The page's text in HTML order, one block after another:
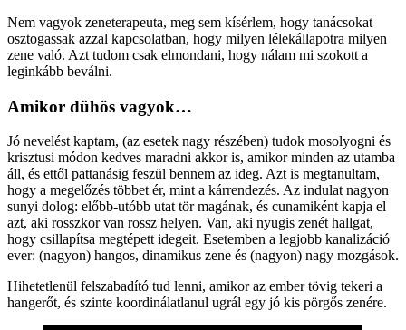
Nem vagyok zeneterapeuta, meg sem kísérlem, hogy tanácsokat
osztogassak azzal kapcsolatban, hogy milyen lélekállapotra milyen
zene való. Azt tudom csak elmondani, hogy nálam mi szokott a
leginkább beválni.
Amikor dühös vagyok…
Jó nevelést kaptam, (az esetek nagy részében) tudok mosolyogni és
krisztusi módon kedves maradni akkor is, amikor minden az utamba
áll, és ettől pattanásig feszül bennem az ideg. Azt is megtanultam,
hogy a megelőzés többet ér, mint a kárrendezés. Az indulat nagyon
sunyi dolog: előbb-utóbb utat tör magának, és cunamiként kapja el
azt, aki rosszkor van rossz helyen. Van, aki nyugis zenét hallgat,
hogy csillapítsa megtépett idegeit. Esetemben a legjobb kanalizáció
ever: (nagyon) hangos, dinamikus zene és (nagyon) nagy mozgások.
Hihetetlenül felszabadító tud lenni, amikor az ember tövig tekeri a
hangerőt, és szinte koordinálatlanul ugrál egy jó kis pörgős zenére.